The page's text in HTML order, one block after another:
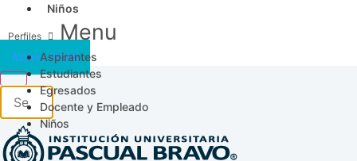
Niños
Menu
Aspirantes
Estudiantes
Egresados
Docente y Empleado
Niños
Acceso SICAU